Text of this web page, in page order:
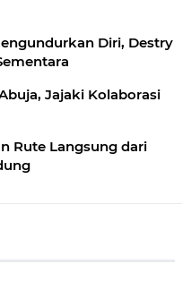
Diri, Destry
Jajaki Kolaborasi
Rute Langsung dari